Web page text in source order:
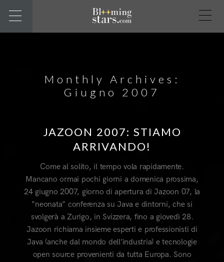
Monthly Archives:
Giugno 2007
JAZOON 2007: STIAMO
ARRIVANDO!
Come al solito, il tempo vola rapidamente.
Mancano ormai pochi giorni a domenica prossima,
24 giugno 2007, giorno di apertura di Jazoon 07, la
“neonata” conferenza su Java e dintorni, che si
svolgerà a Zurigo, in Svizzera, fino a giovedì 28.
Jazoon richiama insieme esperti e professionisti di
Java (anche dal mondo dell’industria) e tecnologie
open source provenienti da tutta Europa. Sono